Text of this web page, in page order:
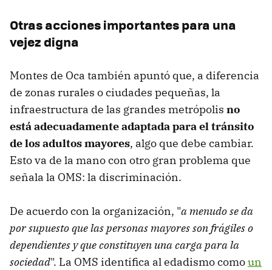
Otras acciones importantes para una
vejez digna
Montes de Oca también apuntó que, a diferencia
de zonas rurales o ciudades pequeñas, la
infraestructura de las grandes metrópolis no
está adecuadamente adaptada para el tránsito
de los adultos mayores, algo que debe cambiar.
Esto va de la mano con otro gran problema que
señala la OMS: la discriminación.
De acuerdo con la organización, "amenudo se da
por supuesto que las personas mayores son frágiles o
dependientes y que constituyen una carga para la
sociedad". La OMS identifica al edadismo comoun